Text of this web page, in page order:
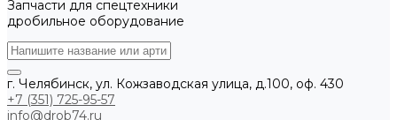
Запчасти для спецтехники
дробильное оборудование
г. Челябинск, ул. Кожзаводская улица, д.100, оф. 430
+7 (351) 725-95-57
info@drob74.ru